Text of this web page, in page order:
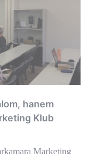
hanem
Klub
Marketing